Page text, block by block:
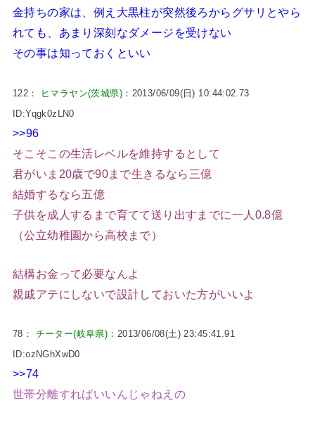
金持ちの家は、例え大黒柱が突然後ろからグサリとやら
れても、あまり深刻なダメージを受けない
その事は知っておくといい
122： ヒマラヤン(茨城県) ：2013/06/09(日) 10:44:02.73
ID:Yqgk0zLN0
>>96
そこそこの生活レベルを維持するとして
君がいま20歳で90まで生きるなら三億
結婚するなら五億
子供を成人するまで育てて送り出すまでに一人0.8億
（公立幼稚園から高校まで）
結構お金って必要なんよ
親戚アテにしないで設計しておいた方がいいよ
78： チーター(岐阜県) ：2013/06/08(土) 23:45:41.91
ID:ozNGhXwD0
>>74
世帯分離すればいいんじゃねえの